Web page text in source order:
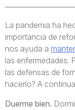
La pandemia ha
importancia de
nos ayuda a
las enfermedades.
las defensas de
hacerlo? A
Duerme bien.